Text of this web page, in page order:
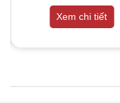
Xem chi tiết